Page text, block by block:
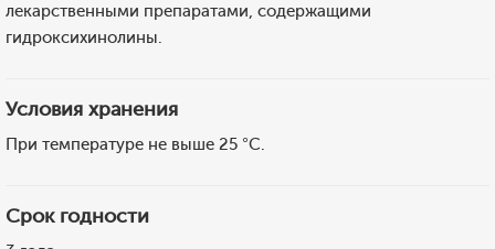
лекарственными препаратами, содержащими
гидроксихинолины.
Условия хранения
При температуре не выше 25 °C.
Срок годности